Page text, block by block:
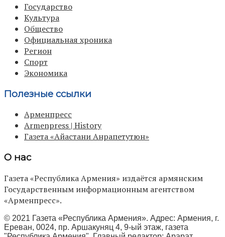
Государство
Культура
Общество
Официальная хроника
Регион
Спорт
Экономика
Полезные ссылки
Арменпресс
Armenpress | History
Газета «Айастани Анрапетутюн»
О нас
Газета «Республика Армения» издаётся армянским
Государственным информационным агентством
«Арменпресс».
© 2021 Газета «Республика Армения». Адрес: Армения, г.
Ереван, 0024, пр. Аршакуняц 4, 9-ый этаж, газета